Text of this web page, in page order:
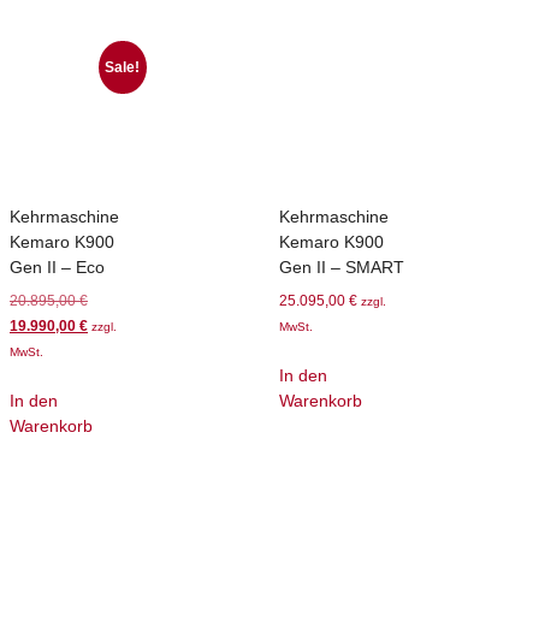
Sale!
Kehrmaschine
Kemaro K900
Gen II – Eco
20.895,00€
19.990,00 € zzgl.
MwSt.
In den
Warenkorb
Kehrmaschine
Kemaro K900
Gen II – SMART
25.095,00 € zzgl.
MwSt.
In den
Warenkorb